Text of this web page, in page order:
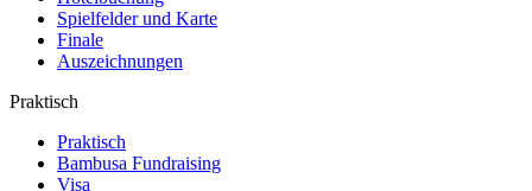
Spielfelder und Karte
Finale
Auszeichnungen
Praktisch
Praktisch
Bambusa Fundraising
Visa